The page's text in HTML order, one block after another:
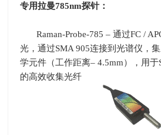
专用拉曼785nm探针：
Raman-Probe-785 – 通过FC /
光，通过SMA 905连接到光谱仪，
学元件（工作距离– 4.5mm），用于
的高效收集光纤